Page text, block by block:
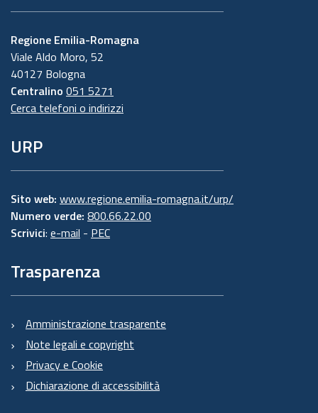
Regione Emilia-Romagna
Viale Aldo Moro, 52
40127 Bologna
Centralino 051 5271
Cerca telefoni o indirizzi
URP
Sito web: www.regione.emilia-romagna.it/urp/
Numero verde: 800.66.22.00
Scrivici: e-mail - PEC
Trasparenza
Amministrazione trasparente
Note legali e copyright
Privacy e Cookie
Dichiarazione di accessibilità